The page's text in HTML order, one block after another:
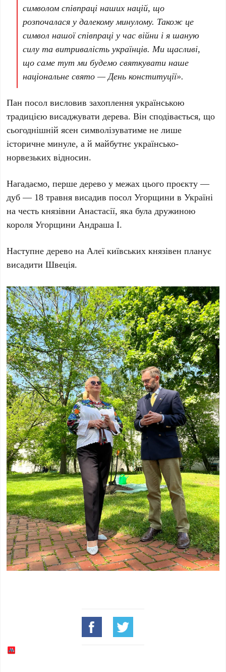
символом співпраці наших націй, що
розпочалася у далекому минулому. Також це
символ нашої співпраці у час війни і я шаную
силу та витривалість українців. Ми щасливі,
що саме тут ми будемо святкувати наше
національне свято — День конституції».
Пан посол висловив захоплення українською
традицією висаджувати дерева. Він сподівається, що
сьогоднішній ясен символізуватиме не лише
історичне минуле, а й майбутнє українсько-
норвезьких відносин.
Нагадаємо, перше дерево у межах цього проєкту —
дуб — 18 травня висадив посол Угорщини в Україні
на честь князівниАнастасії, яка була дружиною
короля УгорщиниАндраша І.
Наступне дерево на Алеї київських князівен планує
висадитиШвеція.